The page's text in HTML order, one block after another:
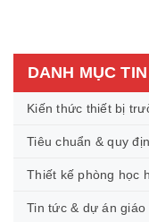
DANH MỤC
Kiến thức thiết bị
Tiêu chuẩn & quy
Thiết kế phòng học
Tin tức & dự án giáo